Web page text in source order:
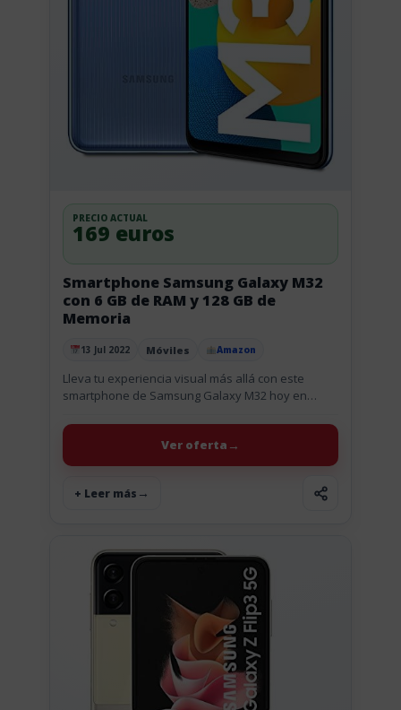
Publicado el
13 Jul 2022 Móviles Amazon
Smartphone Samsung Galaxy M32
con 6 GB de RAM y 128 GB de
Memoria
PRECIO ACTUAL
169 euros
Lleva tu experiencia visual más allá con este
smartphone de Samsung Galaxy M32 hoy en
M32 ¡y...
+ Leer más
Ver oferta